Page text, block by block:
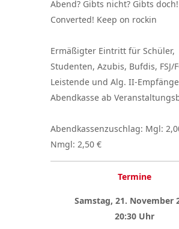
Abend? Gibts nicht? Gibts
Converted! Keep on rockin
Ermäßigter Eintritt für Schüler,
Studenten, Azubis, Bufdis, FSJ/
Leistende und Alg. II-
Abendkasse ab
Abendkassenzuschlag: Mgl:
Nmgl: 2,50 €
Termine
Samstag, 21. November
20:30 Uhr